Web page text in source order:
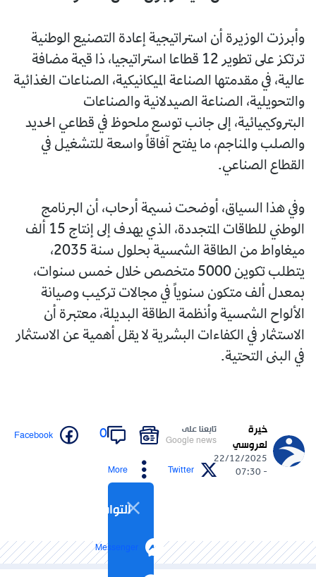
وأبرزت الوزيرة أن استراتيجية إعادة التصنيع الوطنية
ترتكز على تطوير 12 قطاعا استراتيجيا، ذا قيمة مضافة
عالية، في مقدمتها الصناعة الميكانيكية، الصناعات الغذائية
والتحويلية، الصناعة الصيدلانية والصناعات
البتروكيميائية، إلى جانب توسع ملحوظ في قطاعي الحديد
والصلب والمناجم، ما يفتح آفاقاً واسعة للتشغيل في
القطاع الصناعي.
وفي هذا السياق، أوضحت نسيمة أرحاب، أن البرنامج
الوطني للطاقات المتجددة، الذي يهدف إلى إنتاج 15 ألف
ميغاواط من الطاقة الشمسية بحلول سنة 2035،
يتطلب تكوين 5000 متخصص خلال خمس سنوات،
بمعدل ألف متكون سنوياً في مجالات تركيب وصيانة
الألواح الشمسية وأنظمة الطاقة البديلة، معتبرة أن
الاستثمار في الكفاءات البشرية لا يقل أهمية عن الاستثمار
في البنى التحتية.
خيرة
لعروسي
22/12/2025
- 07:30
تابعنا على
Google news
0
Facebook
Twitter
More
التواصل الاجتماعي
Messenger